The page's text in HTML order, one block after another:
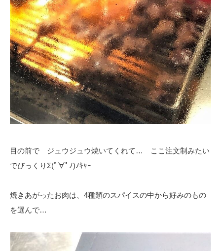
目の前で ジュウジュウ焼いてくれて… ここ注文制みたい
でびっくりΣ(ﾟ∀ﾟﾉ)ﾉｷｬｰ
焼きあがったお肉は、4種類のスパイスの中から好みのもの
を選んで…